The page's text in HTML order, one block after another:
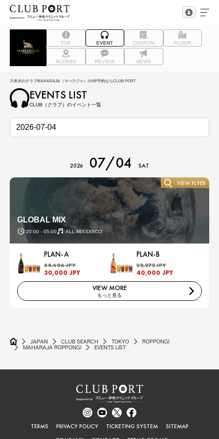
TOP EVENT COUPON FLOOR
ACCESS REVIEW NEWS
六本木のクラブMAHARAJA（マハラジャ）のVIP予約ならCLUB PORT
EVENTS LIST
CLUB（クラブ）のイベント一覧
2026 07/04 SAT
GLOBAL MIX
20:00 - 05:00 ALL MIX/DISCO
VIEW FLYER
PLAN-A
34,606 JPY
30,000 JPY
PLAN-B
52,272 JPY
40,000 JPY
VIEW MORE
もっと見る
JAPAN CLUB SEARCH TOKYO
ROPPONGI
MAHARAJA ROPPONGI
EVENTS LIST
TERMS PRIVACY POLICY TICKETING SYSTEM
SITEMAP